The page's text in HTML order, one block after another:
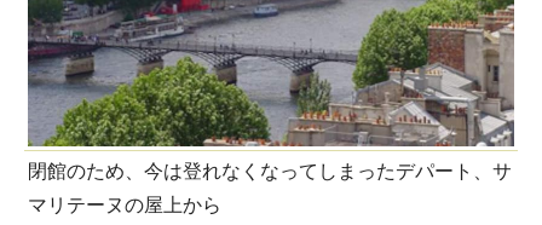
閉館のため、今は登れなくなってしまったデパート、サ
マリテーヌの屋上から